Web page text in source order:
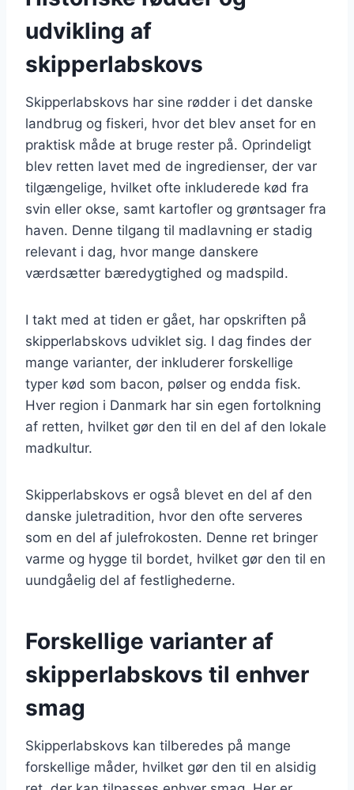
udvikling af
skipperlabskovs
Skipperlabskovs har sine rødder i det danske
landbrug og fiskeri, hvor det blev anset for en
praktisk måde at bruge rester på. Oprindeligt
blev retten lavet med de ingredienser, der var
tilgængelige, hvilket ofte inkluderede kød fra
svin eller okse, samt kartofler og grøntsager fra
haven. Denne tilgang til madlavning er stadig
relevant i dag, hvor mange danskere
værdsætter bæredygtighed og madspild.
I takt med at tiden er gået, har opskriften på
skipperlabskovs udviklet sig. I dag findes der
mange varianter, der inkluderer forskellige
typer kød som bacon, pølser og endda fisk.
Hver region i Danmark har sin egen fortolkning
af retten, hvilket gør den til en del af den lokale
madkultur.
Skipperlabskovs er også blevet en del af den
danske juletradition, hvor den ofte serveres
som en del af julefrokosten. Denne ret bringer
varme og hygge til bordet, hvilket gør den til en
uundgåelig del af festlighederne.
Forskellige varianter af
skipperlabskovs til enhver
smag
Skipperlabskovs kan tilberedes på mange
forskellige måder, hvilket gør den til en alsidig